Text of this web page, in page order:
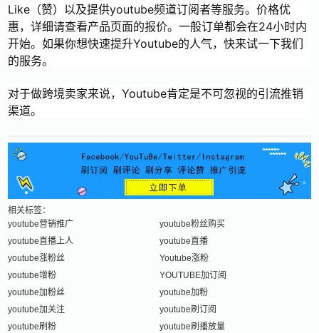
Like（赞）以及提供youtube频道订阅者等服务。价格优
惠，详细请查看产品页面的报价。一般订单都会在24小时内
开始。如果你想快速提升Youtube的人气，快来试一下我们
的服务。
对于做跨境卖家来说，Youtube肯定是不可忽视的引流推销
渠道。
相关标签：
youtube营销推广
youtube粉丝购买
youtube直播上人
youtube直播
youtube涨粉丝
Youtube涨粉
youtube增粉
YOUTUBE加订阅
youtube加粉丝
youtube加粉
youtube加关注
youtube刷订阅
youtube刷粉
youtube刷播放量